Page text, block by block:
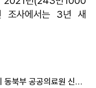
조사에서는 3년 새
최현덕 남양주시장, 복지부에 경기 동북부 공공의료원 신속예타 요청